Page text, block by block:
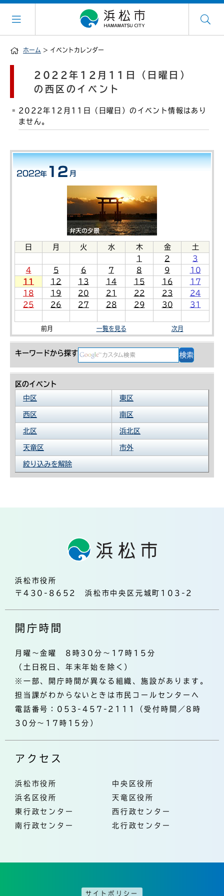
ホーム > イベントカレンダー
日 月 火 水 木 金
土
1
2
3
4
5 6 7 8 9
10
11
12 13 14 15 16
17
18
19 20 21 22 23
24
25
26 27 28 29 30 31
前月 一覧を見る 次月
キーワードから探す
区のイベント
中区
東区
西区 南区
北区 浜北区
天竜区 市外
絞り込みを解除
2022年12月11日（日曜日）
の西区のイベント
2022年12月11日（日曜日）のイベント情報はあり
ません。
浜松市役所
〒430-8652 浜松市中央区元城町103-2
開庁時間
月曜～金曜 8時30分～17時15分
（土日祝日、年末年始を除く）
※一部、開庁時間が異なる組織、施設があります。
担当課がわからないときは市民コールセンターへ
電話番号：053-457-2111（受付時間／8時
30分～17時15分）
アクセス
浜松市役所
中央区役所
浜名区役所
天竜区役所
東行政センター
西行政センター
南行政センター
北行政センター
サイトポリシー